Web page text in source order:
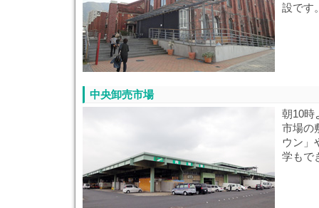
設です
中央卸売市場
朝10時
市場の
ウン」
学もで